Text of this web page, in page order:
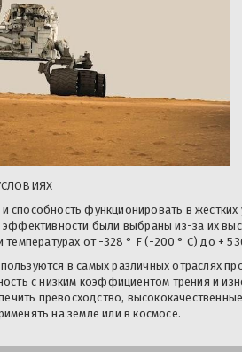
функционировать в жестких
были выбраны из-за их
от -328 ° F (-200 ° C) до +
в самых различных отраслях
с низким коэффициентом трения и
превосходство,
на земле или в космосе.